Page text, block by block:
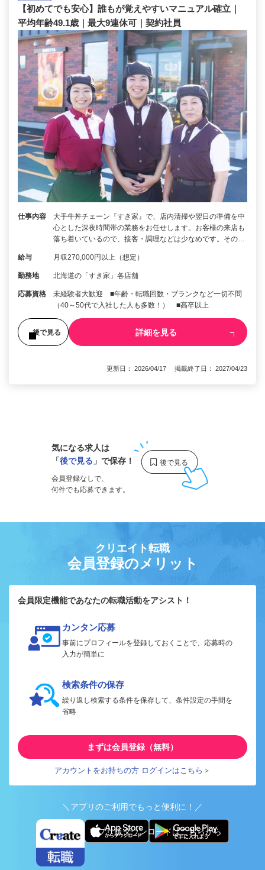
【初めてでも安心】誰もが覚えやすいマニュアル確立｜
平均年齢49.1歳｜最大9連休可｜契約社員
仕事内容
大手牛丼チェーン『すき家』で、店内清掃や翌日の準備を中
心とした深夜時間帯の業務をお任せします。お客様の来店も
落ち着いているので、接客・調理などは少なめです。その…
給与 月収270,000円以上（想定）
勤務地 北海道の「すき家」各店舗
応募資格
未経験者大歓迎 ■年齢・転職回数・ブランクなど一切不問
（40～50代で入社した人も多数！） ■高卒以上
後で見る 詳細を見る
更新日： 2026/04/17 掲載終了日： 2027/04/23
気になる求人は
「後で見る 」で保存！
会員登録なしで、
何件でも応募できます。
クリエイト転職
会員登録のメリット
会員限定機能であなたの転職活動をアシスト！
カンタン応募
事前にプロフィールを登録しておくことで、応募時の
入力が簡単に
検索条件の保存
繰り返し検索する条件を保存して、条件設定の手間を
省略
まずは会員登録（無料）
アカウントをお持ちの方 ログインはこちら＞
＼アプリのご利用でもっと便利に！／
アプリ版ダウンロードはこちらから